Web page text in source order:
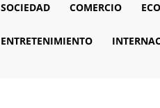
SOCIEDAD COMERCIO
ENTRETENIMIENTO